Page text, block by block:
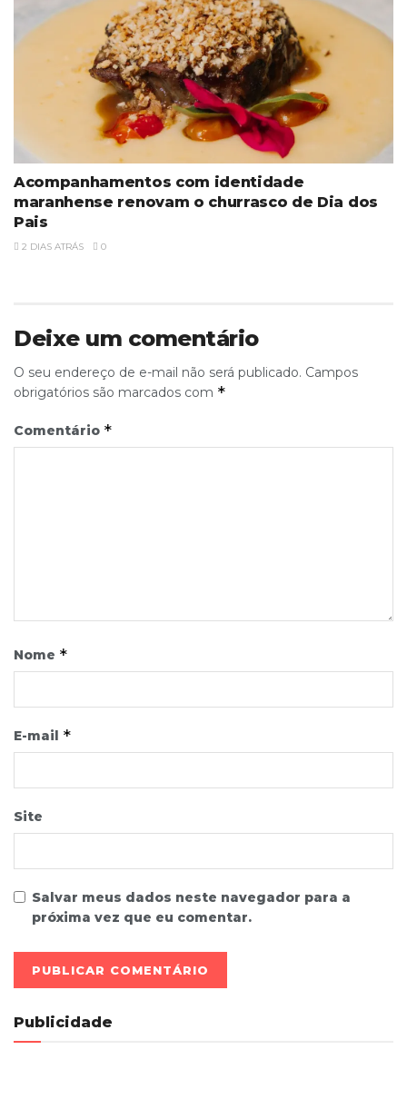
Acompanhamentos com identidade
maranhense renovam o churrasco de Dia dos
Pais
2 DIAS ATRÁS 0
Deixe um comentário
O seu endereço de e-mail não será publicado. Campos
obrigatórios são marcados com *
Comentário *
Nome *
E-mail *
Site
Salvar meus dados neste navegador para a
próxima vez que eu comentar.
Publicidade